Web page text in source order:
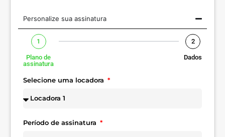
Personalize sua assinatura
1
Plano de
assinatura
2
Dados
Selecione uma locadora
Período de assinatura